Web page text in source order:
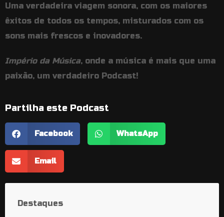
Uma verdadeira viagem sonora, com os maiores
êxitos de todos os tempos, misturados com os
sons mais frescos e inovadores.
Império da Música, onde a música é mais que uma
paixão, um verdadeiro Podcast!
Partilha este Podcast
Facebook WhatsApp
Email
Destaques